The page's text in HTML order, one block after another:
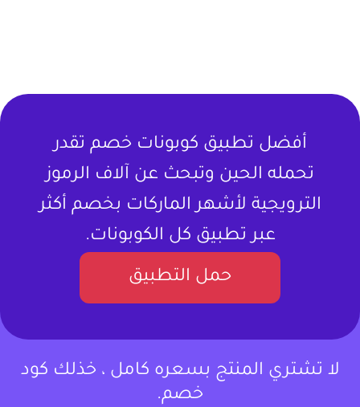
أفضل تطبيق كوبونات خصم تقدر
تحمله الحين وتبحث عن آلاف الرموز
الترويجية لأشهر الماركات بخصم أكثر
عبر تطبيق كل الكوبونات.
حمل التطبيق
لا تشتري المنتج بسعره كامل ، خذلك كود
خصم.